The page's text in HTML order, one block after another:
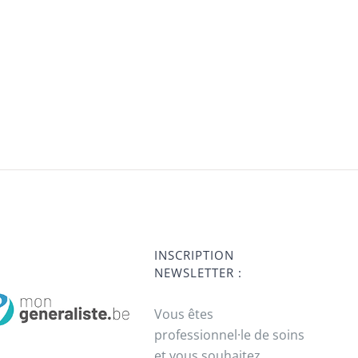
INSCRIPTION
NEWSLETTER :
Vous êtes
professionnel·le de soins